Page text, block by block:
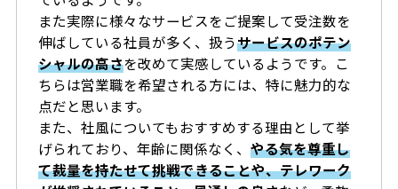
また実際に様々なサービスをご提案して受注数を
伸ばしている社員が多く、扱うサービスのポテン
シャルの高さを改めて実感しているようです。こ
ちらは営業職を希望される方には、特に魅力的な
点だと思います。
また、社風についてもおすすめする理由として挙
げられており、年齢に関係なく、 やる気を尊重し
て裁量を持たせて挑戦できることや、テレワーク